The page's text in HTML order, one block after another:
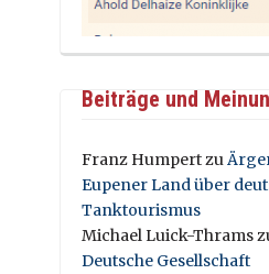
Beiträge und
Franz Humpertzu
Eupener Land über
Tanktourismus
Michael Luick-Thrams
Deutsche Gesellschaft